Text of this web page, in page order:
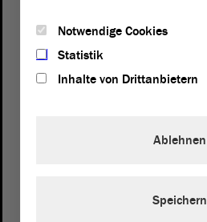
Landtagvon Sachsen-Anhalt
Domplatz 6–9
39104 Magdeburg
0391 / 560 - 0
Notwendige Cookies
Statistik
Inhalte von Drittanbietern
Ablehnen
Speichern